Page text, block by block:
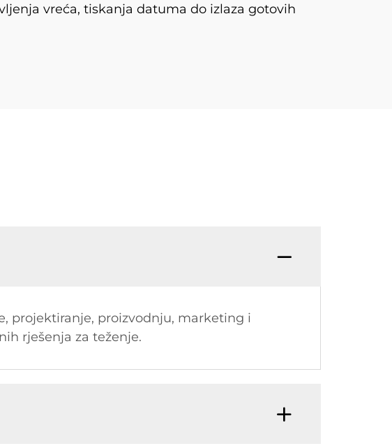
vreća, tiskanja datuma do izlaza gotovih
projektiranje, proizvodnju, marketing i
rješenja za teženje.